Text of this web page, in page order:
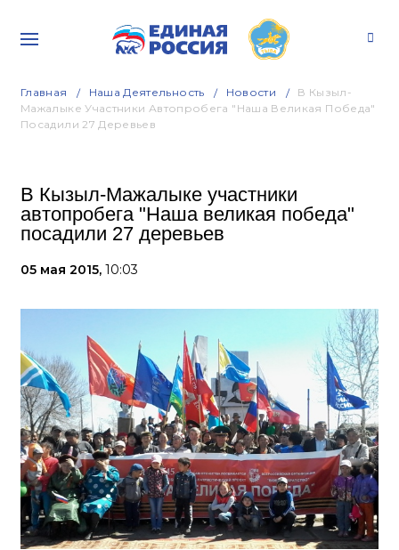
Главная Наша Деятельность Новости
В Кызыл-
Мажалыке Участники Автопробега "Наша Великая Победа"
Посадили 27 Деревьев
В Кызыл-Мажалыке участники
автопробега "Наша великая победа"
посадили 27 деревьев
05 мая 2015, 10:03